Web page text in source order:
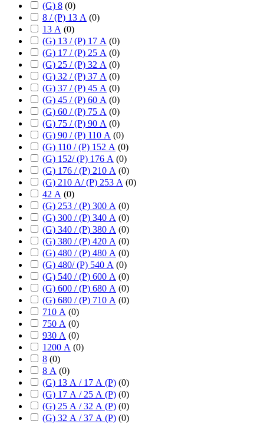
(G) 8 (0)
8 / (P) 13 А (0)
13 А (0)
(G) 13 / (P) 17 А (0)
(G) 17 / (P) 25 А (0)
(G) 25 / (P) 32 А (0)
(G) 32 / (P) 37 А (0)
(G) 37 / (P) 45 А (0)
(G) 45 / (P) 60 А (0)
(G) 60 / (P) 75 А (0)
(G) 75 / (P) 90 А (0)
(G) 90 / (P) 110 А (0)
(G) 110 / (P) 152 А (0)
(G) 152/ (P) 176 А (0)
(G) 176 / (P) 210 А (0)
(G) 210 А/ (P) 253 А (0)
42 А (0)
(G) 253 / (P) 300 А (0)
(G) 300 / (P) 340 А (0)
(G) 340 / (P) 380 А (0)
(G) 380 / (P) 420 А (0)
(G) 480 / (P) 480 А (0)
(G) 480/ (P) 540 А (0)
(G) 540 / (P) 600 А (0)
(G) 600 / (P) 680 А (0)
(G) 680 / (P) 710 А (0)
710 А (0)
750 А (0)
930 А (0)
1200 А (0)
8 (0)
8 А (0)
(G) 13 А / 17 А (P) (0)
(G) 17 А / 25 А (P) (0)
(G) 25 А / 32 А (P) (0)
(G) 32 А / 37 А (P) (0)